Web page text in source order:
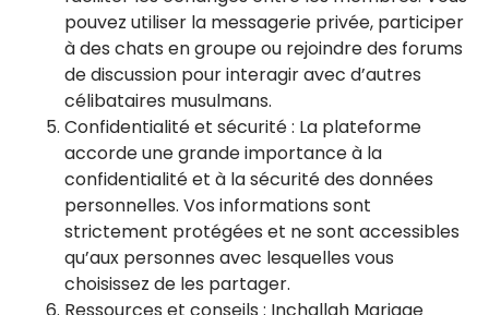
pouvez utiliser la messagerie privée, participer
à des chats en groupe ou rejoindre des forums
de discussion pour interagir avec d’autres
célibataires musulmans.
Confidentialité et sécurité : La plateforme
accorde une grande importance à la
confidentialité et à la sécurité des données
personnelles. Vos informations sont
strictement protégées et ne sont accessibles
qu’aux personnes avec lesquelles vous
choisissez de les partager.